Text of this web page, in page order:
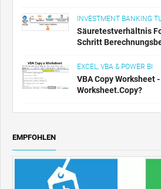
INVESTMENT BANKING
Säuretestverhältnis
Schritt
EXCEL, VBA & POWER BI
VBA Copy Worksheet
Worksheet.Copy?
EMPFOHLEN